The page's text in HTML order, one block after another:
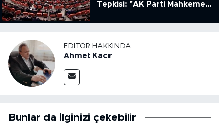
Tepkisi: "AK Parti Mahkeme
Kanun Çıkardı"
EDITÖR HAKKINDA
Ahmet Kacır
Bunlar da ilginizi çekebilir